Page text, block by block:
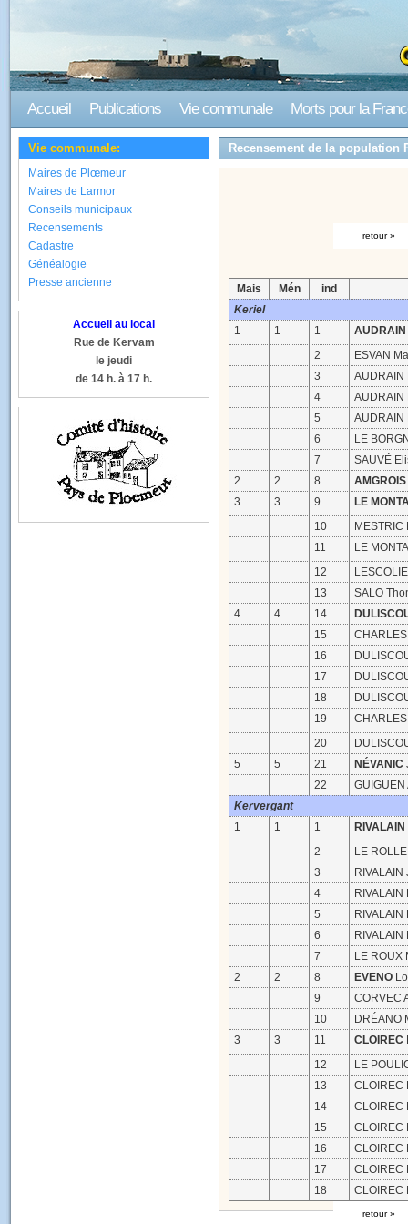
Accueil Publications Vie communale Morts pour la
Vie communale:
Maires de Plœmeur
Maires de Larmor
Conseils municipaux
Recensements
Cadastre
Généalogie
Presse ancienne
Accueil au local
Rue de Kervam
le jeudi
de 14 h. à 17 h.
Recensement de la population
retour »
Mais Mén
ind
Keriel
1
1 1 AUDRAIN
2
ESVAN
3
AUDRAIN
4
AUDRAIN
5
AUDRAIN
6
LE
7
SAUVÉ
2
2 8
AMGROIS
3
3 9
LE
10
MESTRIC
11
LE
12
13
SALO
4
4 14
15
16
17
18
19
20
5
5 21 NÉVANIC
22
GUIGUEN
Kervergant
1
1 1 RIVALAIN
2
LE
3
4
5
6
RIVALAIN
7
LE ROUX
2
2 8 EVENO
9
CORVEC
10
DRÉANO
3
3 11 CLOIREC
12
LE
13
CLOIREC
14
CLOIREC
15
CLOIREC
16
CLOIREC
17
CLOIREC
18
CLOIREC
retour »